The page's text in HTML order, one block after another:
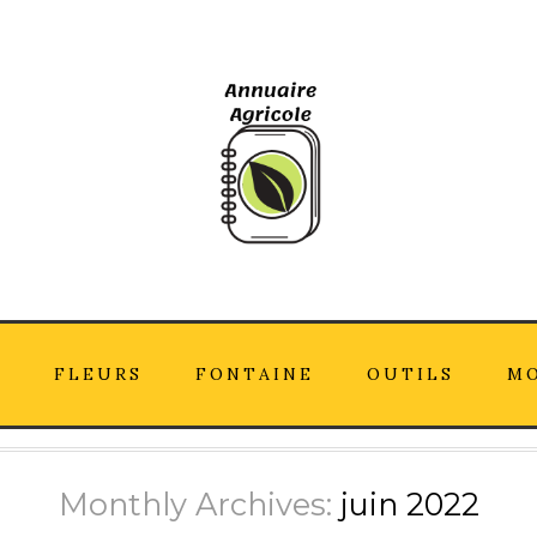
FLEURS FONTAINE OUTILS
Monthly Archives: juin 2022